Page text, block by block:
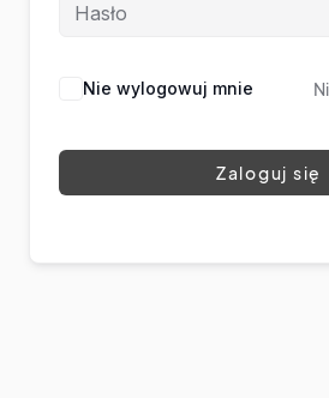
Nie wylogowuj mnie
Zaloguj się